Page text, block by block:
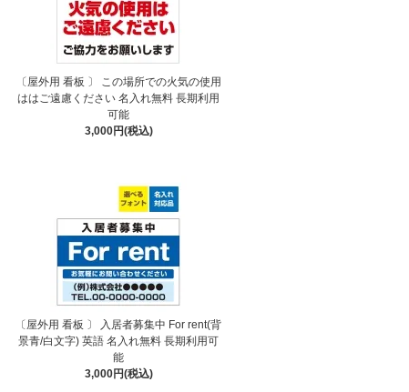
〔屋外用 看板 〕 この場所での火気の使用
ははご遠慮ください 名入れ無料 長期利用
可能
3,000円(税込)
〔屋外用 看板 〕 入居者募集中 For rent(背
景青/白文字) 英語 名入れ無料 長期利用可
能
3,000円(税込)